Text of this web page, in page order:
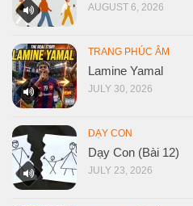
AUGUST 6, 2026
TRANG PHÚC ÂM
Lamine Yamal
JULY 30, 2026
DẠY CON
Dạy Con (Bài 12)
JULY 23, 2026